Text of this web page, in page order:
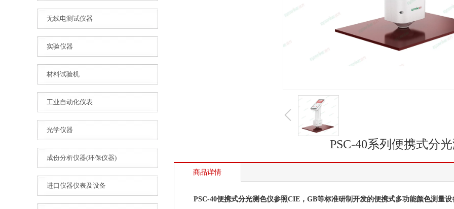
无线电测试仪器
实验仪器
材料试验机
工业自动化仪表
光学仪器
成份分析仪器(环保仪器)
进口仪器仪表及设备
PSC-40系列便携式分
商品详情
PSC-40便携式分光测色仪参照CIE，GB等标准研制开发的便携式多功能颜色测量